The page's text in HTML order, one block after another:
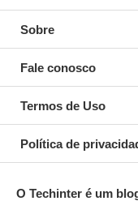
Sobre
Fale conosco
Termos de Uso
Política de
O Techinter é um